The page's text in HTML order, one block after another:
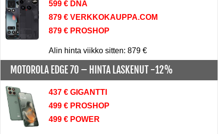
599 € DNA
879 € VERKKOKAUPPA.COM
879 € PROSHOP
Alin hinta viikko sitten: 879 €
MOTOROLA EDGE 70 – HINTA LASKENUT -12%
437 € GIGANTTI
499 € PROSHOP
499 € POWER